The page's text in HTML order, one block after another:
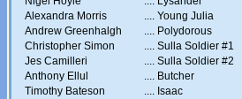
Alexandra Morris
.... Young Julia
Andrew Greenhalgh
.... Polydorous
Christopher Simon
.... Sulla Soldier #1
Jes Camilleri
.... Sulla Soldier #2
Anthony Ellul
.... Butcher
Timothy Bateson
.... Isaac